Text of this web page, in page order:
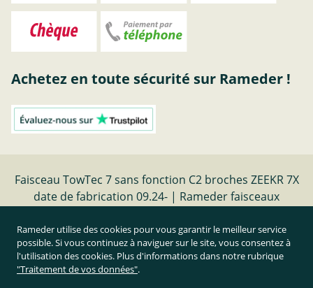
Achetez en toute sécurité sur Rameder !
Faisceau TowTec 7 sans fonction C2 broches ZEEKR 7X
date de fabrication 09.24- | Rameder faisceaux
Résilier le contrat
Rameder utilise des cookies pour vous garantir le meilleur service
possible. Si vous continuez à naviguer sur le site, vous consentez à
l'utilisation des cookies. Plus d'informations dans notre rubrique
"Traitement de vos données".